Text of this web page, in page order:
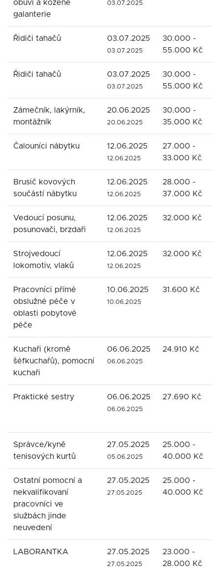
obuvi a kožené
galanterie
03.07.2025
Řidiči tahačů 03.07.2025
03.07.2025
30.000 -
55.000 Kč
Řidiči tahačů 03.07.2025
03.07.2025
30.000 -
55.000 Kč
Zámečník, lakýrník,
montážník
20.06.2025
20.06.2025
30.000 -
35.000 Kč
Čalouníci nábytku 12.06.2025
12.06.2025
27.000 -
33.000 Kč
Brusič kovových
součástí nábytku
12.06.2025
12.06.2025
28.000 -
37.000 Kč
Vedoucí posunu,
posunovači, brzdaři
12.06.2025
12.06.2025
32.000 Kč
Strojvedoucí
lokomotiv, vlaků
12.06.2025
12.06.2025
32.000 Kč
Pracovníci přímé
obslužné péče v
oblasti pobytové
péče
10.06.2025
10.06.2025
31.600 Kč
Kuchaři (kromě
šéfkuchařů), pomocní
kuchaři
06.06.2025
06.06.2025
24.910 Kč
Praktické sestry 06.06.2025
06.06.2025
27.690 Kč
Správce/kyně
tenisových kurtů
27.05.2025
05.06.2025
25.000 -
40.000 Kč
Ostatní pomocní a
nekvalifikovaní
pracovníci ve
službách jinde
neuvedení
27.05.2025
27.05.2025
25.000 -
40.000 Kč
LABORANTKA 27.05.2025
27.05.2025
23.000 -
28.000 Kč